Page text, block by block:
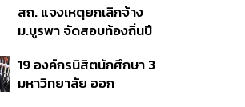
สถ. แจงเหตุยกเลิกจ้าง
ม.บูรพา จัดสอบท้องถิ่นปี
19 องค์กรนิสิตนักศึกษา 3
มหาวิทยาลัย ออก